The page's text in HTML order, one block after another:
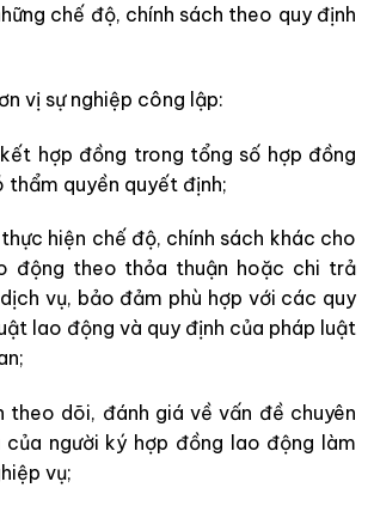
chế độ, chính sách theo quy định
vị sự nghiệp công lập:
hợp đồng trong tổng số hợp đồng
thẩm quyền quyết định;
hiện chế độ, chính sách khác cho
động theo thỏa thuận hoặc chi trả
vụ, bảo đảm phù hợp với các quy
lao động và quy định của pháp luật
theo dõi, đánh giá về vấn đề chuyên
của người ký hợp đồng lao động làm
vụ;